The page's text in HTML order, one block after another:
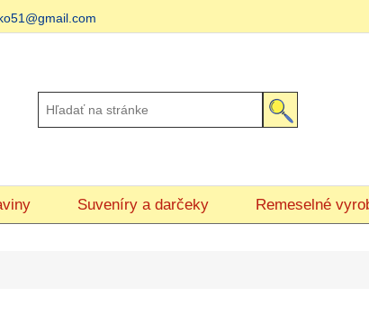
Suveníry a darčeky Remeselné